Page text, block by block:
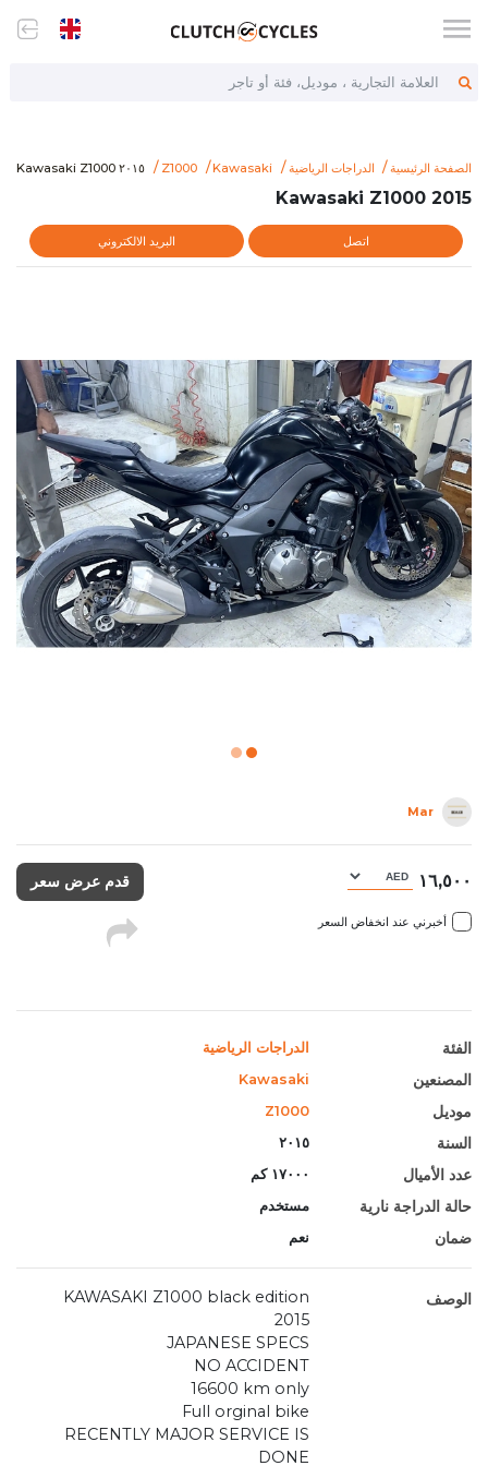
العلامة التجارية ، موديل، فئة أو تاجر
الصفحة الرئيسية الدراجات الرياضية Kawasaki
Z1000
kawasaki-z1000
٢٠١٥ Kawasaki Z1000
٢٠١٥ Kawasaki Z1000
2015 Kawasaki Z1000
اتصل البريد الالكتروني
Mar
١٦,٥٠٠
أخبرني عند انخفاض السعر
قدم عرض سعر
الفئة الدراجات الرياضية
المصنعين Kawasaki
موديل Z1000
السنة ٢٠١٥
عدد الأميال ١٧٠٠٠ كم
حالة الدراجة نارية مستخدم
ضمان نعم
الوصف
KAWASAKI Z1000 black edition
2015
JAPANESE SPECS
NO ACCIDENT
16600 km only
Full orginal bike
RECENTLY MAJOR SERVICE IS
DONE